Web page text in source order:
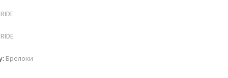
Брелоки